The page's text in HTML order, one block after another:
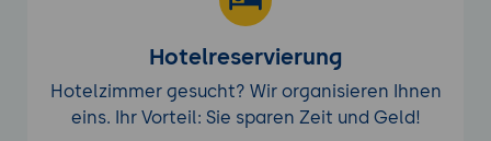
Hotelreservierung
Hotelzimmer gesucht? Wir organisieren Ihnen
eins. Ihr Vorteil: Sie sparen Zeit und Geld!